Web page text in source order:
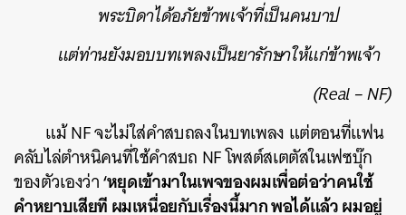
พระบิดาได้อภัยข้าพเจ้าที่เป็นคนบาป
แต่ท่านยังมอบบทเพลงเป็นยารักษาให้แก่ข้าพเจ้า
(Real – NF)
แม้ NF จะไม่ใส่คำสบถลงในบทเพลง แต่ตอนที่แฟน
คลับไล่ตำหนิคนที่ใช้คำสบถ NF โพสต์สเตตัสในเฟซบุ๊ก
ของตัวเองว่า‘หยุดเข้ามาในเพจของผมเพื่อต่อว่าคนใช้
คำหยาบเสียที ผมเหนื่อยกับเรื่องนี้มาก พอได้แล้ว ผมอยู่